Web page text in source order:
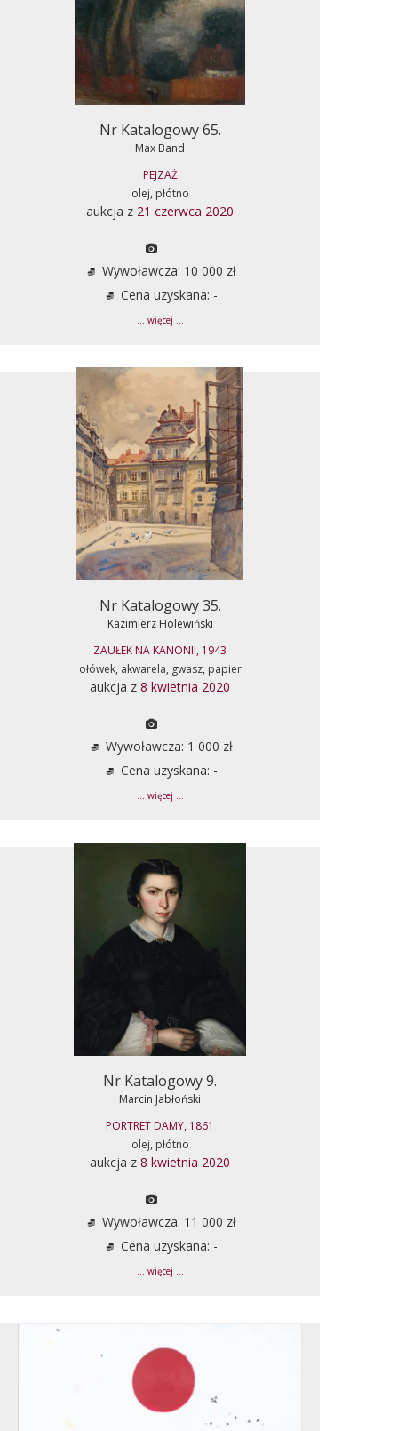
Nr Katalogowy 65.
Max Band
PEJZAŻ
olej, płótno
aukcja z 21 czerwca 2020
Wywoławcza: 10 000 zł
Cena uzyskana: -
... więcej ...
Nr Katalogowy 35.
Kazimierz Holewiński
ZAUŁEK NA KANONII, 1943
ołówek, akwarela, gwasz, papier
aukcja z 8 kwietnia 2020
Wywoławcza: 1 000 zł
Cena uzyskana: -
... więcej ...
Nr Katalogowy 9.
Marcin Jabłoński
PORTRET DAMY, 1861
olej, płótno
aukcja z 8 kwietnia 2020
Wywoławcza: 11 000 zł
Cena uzyskana: -
... więcej ...